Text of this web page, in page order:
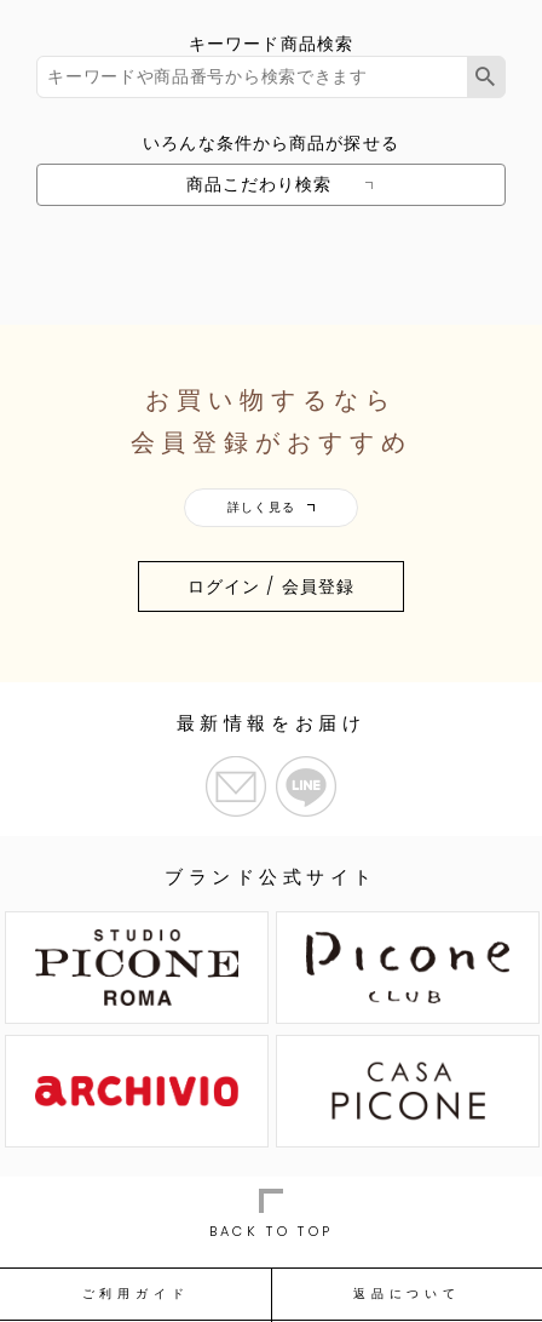
キーワード商品検索
いろんな条件から商品が探せる
商品こだわり検索
お買い物するなら
会員登録がおすすめ
ログイン / 会員登録
ブランド公式サイト
最新情報をお届け
BACK TO TOP
ご利用ガイド 返品について